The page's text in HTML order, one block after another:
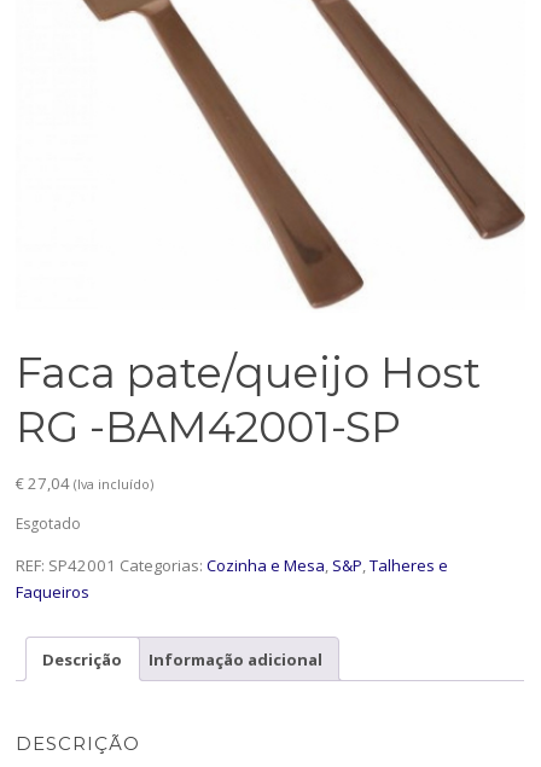
Faca pate/queijo Host
RG -BAM42001-SP
€27,04 (Iva incluído)
Esgotado
REF: SP42001 Categorias:Cozinha e Mesa, S&P,Talheres e
Faqueiros
Descrição Informação adicional
DESCRIÇÃO